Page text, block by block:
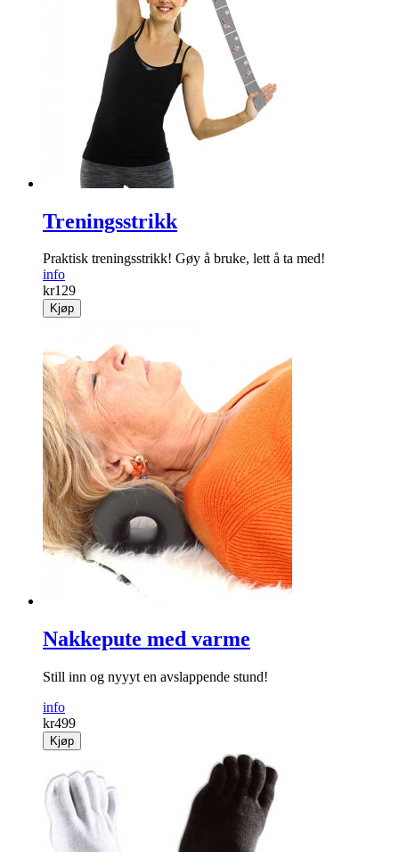
Treningsstrikk
Praktisk treningsstrikk! Gøy å bruke, lett å ta med!
info
kr129
Kjøp
Nakkepute med varme
Still inn og nyyyt en avslappende stund!
info
kr499
Kjøp